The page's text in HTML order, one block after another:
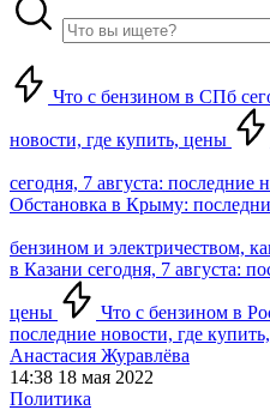
Что с бензином в СПб
новости, где купить, цены
сегодня, 7 августа: последние
Обстановка в Крыму:
бензином и электричеством,
в Казани сегодня, 7 августа:
цены
Что с бензином в
последние новости, где
Анастасия Журавлёва
14:38 18 мая 2022
Политика